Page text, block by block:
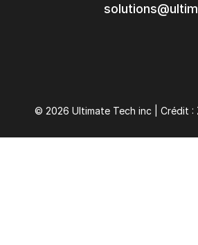
© 2026 Ultimate Tech inc | Crédit :